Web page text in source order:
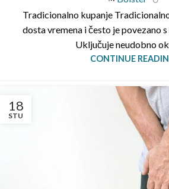
Tradicionalno kupanje
dosta vremena i često je povezano
Uključuje neudobno
CONTINUE
18
STU